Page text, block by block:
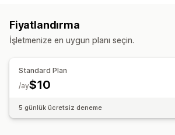
Hakkımızda sayfaları
Hızlı bakış Alt bilgiler Açılır pencereler
Yasal uyarı sayfaları
Değerlendirmeler sayfası
Tema bölümleri Özel sayfalar
Fiyatlandırma
İşletmenize en uygun planı seçin.
Standard Plan
$10
/ay
5 günlük ücretsiz deneme